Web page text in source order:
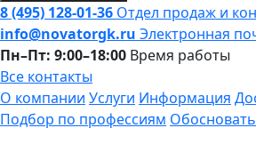
8 (495) 128-01-36 Отдел продаж и
info@novatorgk.ru Электронная
Пн–Пт: 9:00–18:00 Время работы
Все контакты
О компании Услуги Информация
Подбор по профессиям